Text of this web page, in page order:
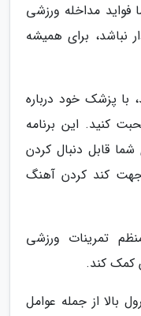
فواید مداخله ورزشی
نباشد، برای همیشه
با پزشک خود درباره
کنید. این برنامه
قابل دنبال کردن
کند کردن آهنگ
تمرینات ورزشی
کمک کند.
بالا از جمله عوامل